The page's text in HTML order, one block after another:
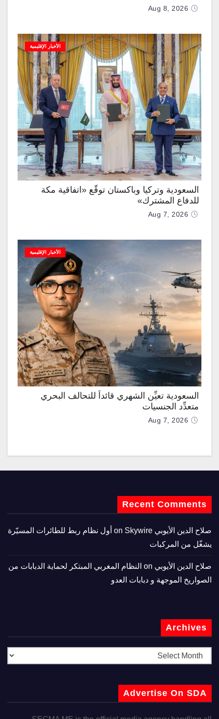
Aug 8, 2026
الأخبار الإقليمية
السعودية وتركيا وباكستان توقّع «اتفاقية مكة
للدفاع المشترك»
Aug 7, 2026
الأخبار الإقليمية
السعودية تعيِّن الشهري قائداً للتحالف البحري
متعدِّد الجنسيات
Aug 7, 2026
Recent Comments
صلاح الدين الأيوبي
Skywire أول نظام ربط للطائرات المسيّرة
يشغّل من المركبات
صلاح الدين الأيوبي
النظام المغربي المبتكر لحماية الدبابات من
الصواريخ الموجهة و دبابات العدو
Archives
Advertise On SDA